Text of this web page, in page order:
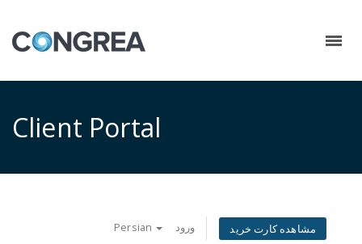
Client Portal
Persian ورود مشاهده کارت خرید